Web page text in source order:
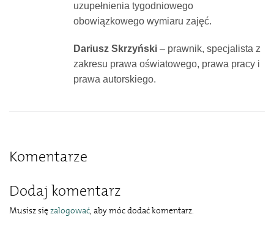
uzupełnienia tygodniowego
obowiązkowego wymiaru zajęć.
Dariusz Skrzyński– prawnik, specjalista z
zakresu prawa oświatowego, prawa pracy i
prawa autorskiego.
Komentarze
Dodaj komentarz
Musisz sięzalogować, aby móc dodać komentarz.